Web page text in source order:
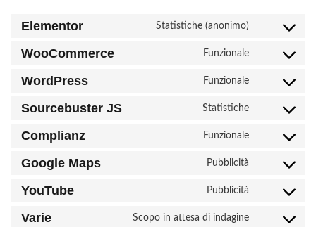
Elementor Statistiche (anonimo)
WooCommerce Funzionale
WordPress Funzionale
Sourcebuster JS Statistiche
Complianz Funzionale
Google Maps Pubblicità
YouTube Pubblicità
Varie Scopo in attesa di indagine